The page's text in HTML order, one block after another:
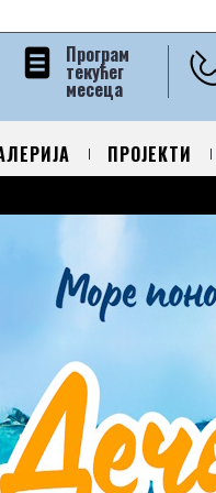
Програм
текућег
месеца
ПРОЈЕКТИ